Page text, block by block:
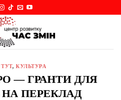
,КУЛЬТУРА
— ГРАНТИ ДЛЯ
ПЕРЕКЛАД